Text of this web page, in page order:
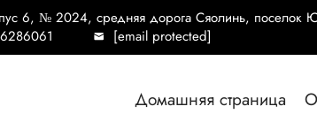
6, № 2024, средняя дорога Сяолинь, поселок
[email protected]
Домашняя страница